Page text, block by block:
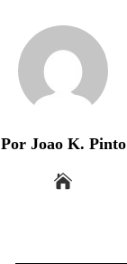
Por Joao K. Pinto